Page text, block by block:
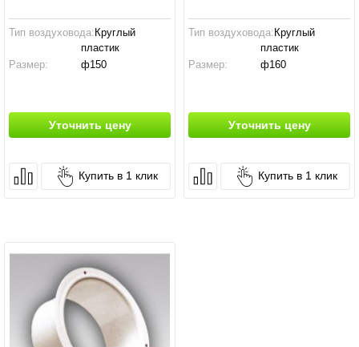
Тип воздуховода: Круглый
пластик
Размер:
ф150
Уточнить цену
Купить в 1 клик
Тип воздуховода: Круглый
пластик
Размер:
ф160
Уточнить цену
Купить в 1 клик